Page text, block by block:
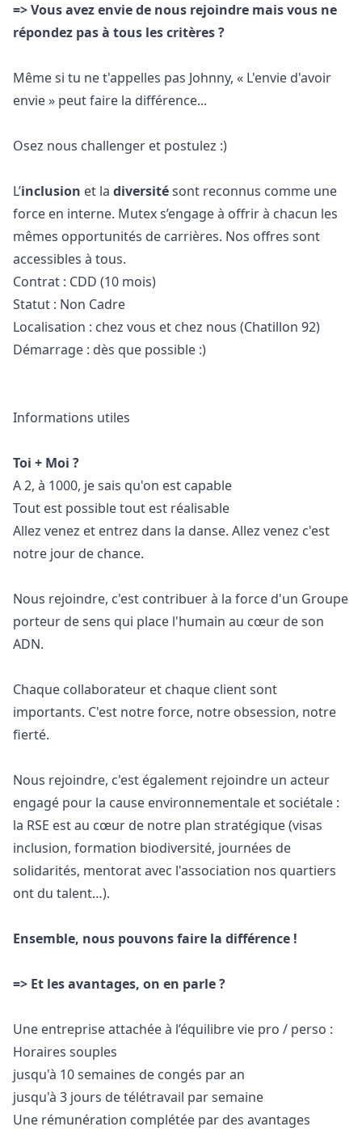
=> Vous avez envie de nous rejoindre mais vous ne
répondez pas à tous les critères ?
Même si tu ne t'appelles pas Johnny, « L'envie d'avoir
envie » peut faire la différence...
Osez nous challenger et postulez :)
L’inclusion et la diversitésont reconnus comme une
force en interne. Mutex s’engage à offrir à chacun les
mêmes opportunités de carrières. Nos offres sont
accessibles à tous.
Contrat : CDD (10 mois)
Statut : Non Cadre
Localisation : chez vous et chez nous (Chatillon 92)
Démarrage : dès que possible :)
Informations utiles
Toi + Moi ?
A 2, à 1000, je sais qu'on est capable
Tout est possible tout est réalisable
Allez venez et entrez dans la danse. Allez venez c'est
notre jour de chance.
Nous rejoindre, c'est contribuer à la force d'un Groupe
porteur de sens qui place l'humain au cœur de son
ADN.
Chaque collaborateur et chaque client sont
importants. C'est notre force, notre obsession, notre
fierté.
Nous rejoindre, c'est également rejoindre un acteur
engagé pour la cause environnementale et sociétale :
la RSE est au cœur de notre plan stratégique (visas
inclusion, formation biodiversité, journées de
solidarités, mentorat avec l'association nos quartiers
ont du talent…).
Ensemble, nous pouvons faire la différence !
=> Et les avantages, on en parle ?
Une entreprise attachée à l’équilibre vie pro / perso :
Horaires souples
jusqu'à 10 semaines de congés par an
jusqu'à 3 jours de télétravail par semaine
Une rémunération complétée par des avantages